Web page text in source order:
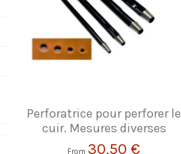
Perforatrice pour perforer le
cuir. Mesures diverses
From 30,50 €